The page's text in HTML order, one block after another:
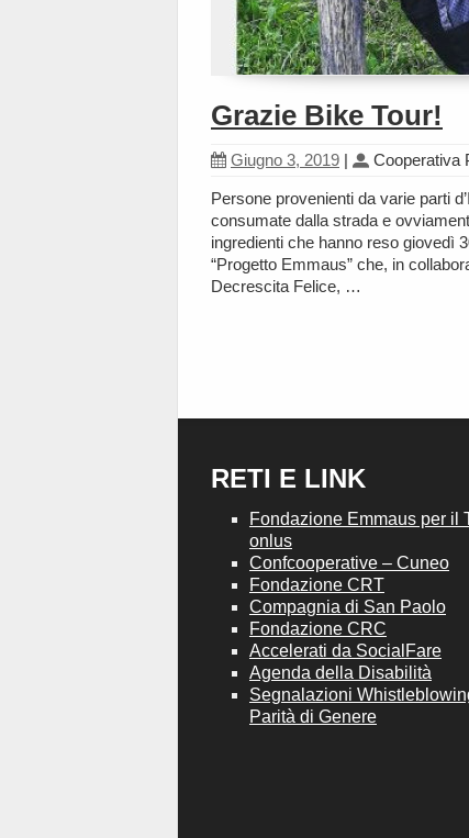
Grazie Bike Tour!
Giugno 3, 2019 | Cooperativa
Persone provenienti da varie parti
consumate dalla strada e
ingredienti che hanno reso giovedì
“Progetto Emmaus” che, in
Decrescita Felice, …
RETI E LINK
Fondazione Emmaus per il
onlus
Confcooperative – Cuneo
Fondazione CRT
Compagnia di San Paolo
Fondazione CRC
Accelerati da SocialFare
Agenda della Disabilità
Segnalazioni
Parità di Genere